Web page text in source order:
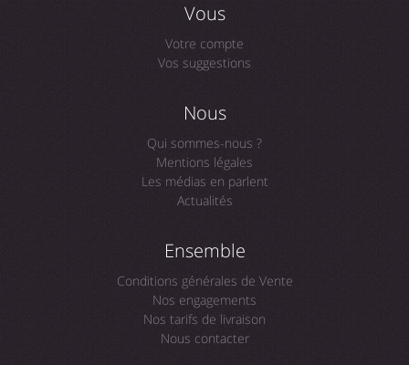
Vous
Votre compte
Vos suggestions
Nous
Qui sommes-nous ?
Mentions légales
Les médias en parlent
Actualités
Ensemble
Conditions générales de Vente
Nos engagements
Nos tarifs de livraison
Nous contacter